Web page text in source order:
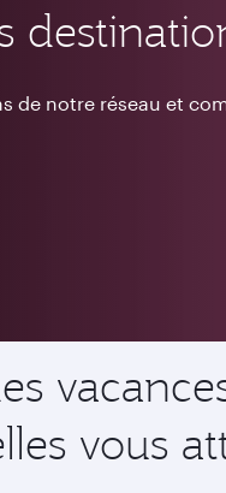
de notre réseau et
vous